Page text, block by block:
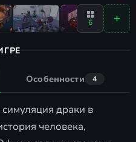
6
Особенности 4
драки в
человека,